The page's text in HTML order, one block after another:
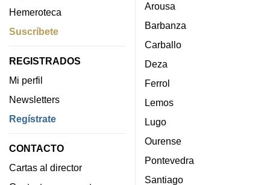
Hemeroteca
Suscríbete
REGISTRADOS
Mi perfil
Newsletters
Regístrate
CONTACTO
Cartas al director
Arousa
Barbanza
Carballo
Deza
Ferrol
Lemos
Lugo
Ourense
Pontevedra
Santiago